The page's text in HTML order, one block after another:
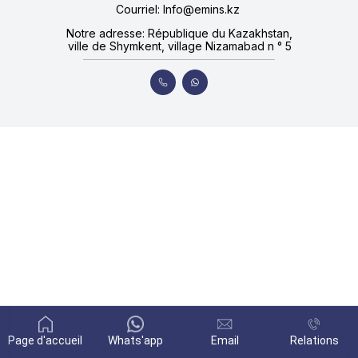
Notre adresse: République du Kazakhstan,
ville de Shymkent, village Nizamabad n ° 5
Courriel: Info@emins.kz
Page d'accueil Whats'app Email Relations